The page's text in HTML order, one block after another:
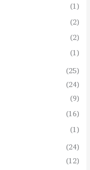
(1)
(2)
(2)
(1)
(25)
(24)
(9)
(16)
(1)
(24)
(12)